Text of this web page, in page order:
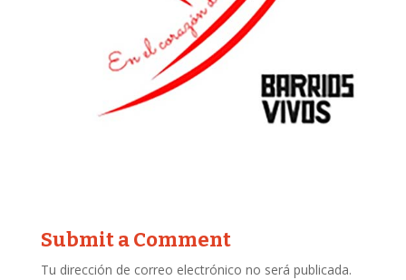
Submit a Comment
Tu dirección de correo electrónico no será publicada.